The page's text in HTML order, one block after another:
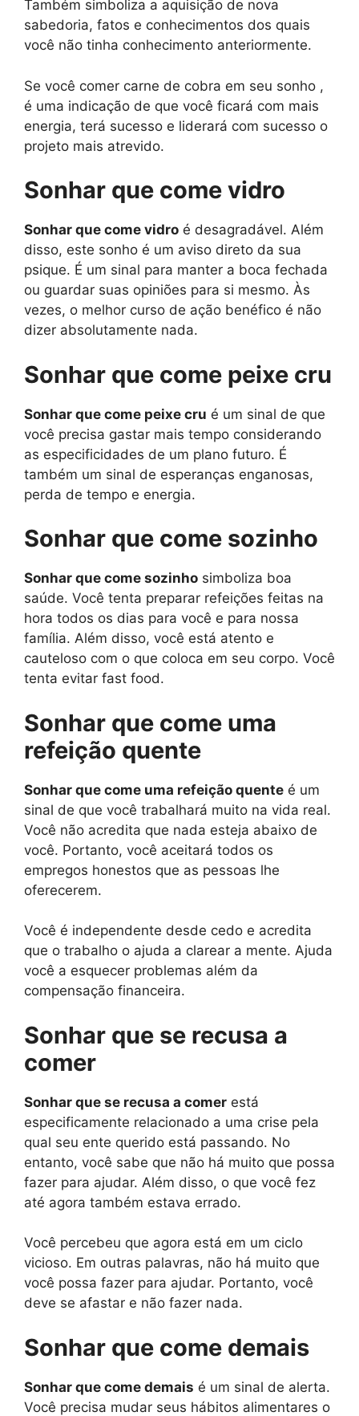
Também simboliza a aquisição de nova
sabedoria, fatos e conhecimentos dos quais
você não tinha conhecimento anteriormente.
Se você comer carne de cobra em seu sonho ,
é uma indicação de que você ficará com mais
energia, terá sucesso e liderará com sucesso o
projeto mais atrevido.
Sonhar que come vidro
Sonhar que come vidro é desagradável. Além
disso, este sonho é um aviso direto da sua
psique. É um sinal para manter a boca fechada
ou guardar suas opiniões para si mesmo. Às
vezes, o melhor curso de ação benéfico é não
dizer absolutamente nada.
Sonhar que come peixe cru
Sonhar que come peixe cru é um sinal de que
você precisa gastar mais tempo considerando
as especificidades de um plano futuro. É
também um sinal de esperanças enganosas,
perda de tempo e energia.
Sonhar que come sozinho
Sonhar que come sozinho simboliza boa
saúde. Você tenta preparar refeições feitas na
hora todos os dias para você e para nossa
família. Além disso, você está atento e
cauteloso com o que coloca em seu corpo. Você
tenta evitar fast food.
Sonhar que come uma
refeição quente
Sonhar que come uma refeição quente é um
sinal de que você trabalhará muito na vida real.
Você não acredita que nada esteja abaixo de
você. Portanto, você aceitará todos os
empregos honestos que as pessoas lhe
oferecerem.
Você é independente desde cedo e acredita
que o trabalho o ajuda a clarear a mente. Ajuda
você a esquecer problemas além da
compensação financeira.
Sonhar que se recusa a
comer
Sonhar que se recusa a comer está
especificamente relacionado a uma crise pela
qual seu ente querido está passando. No
entanto, você sabe que não há muito que possa
fazer para ajudar. Além disso, o que você fez
até agora também estava errado.
Você percebeu que agora está em um ciclo
vicioso. Em outras palavras, não há muito que
você possa fazer para ajudar. Portanto, você
deve se afastar e não fazer nada.
Sonhar que come demais
Sonhar que come demais é um sinal de alerta.
Você precisa mudar seus hábitos alimentares o